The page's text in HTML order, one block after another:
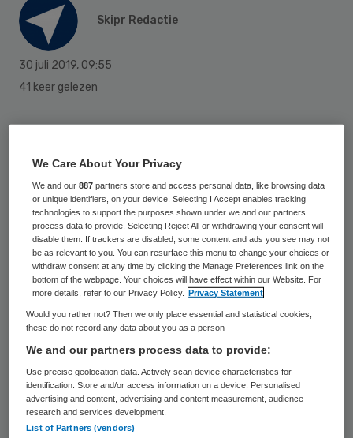
Skipr Redactie
30 juli 2019, 09:55
41 keer gelezen
mobiele vaccinatieteams inzetten om de
vaccinatiegraad te laten stijgen. Het
worden de eerste mobiele vaccinatieteams
in Nederland, meldt de Volkskrant.
Waar de landelijke vaccinatiegraad 90,2
procent is, ligt die in Den Haag op 87,9
procent. “De huidige vaccinatiegraad in Den
Haag is zorgwekkend”, aldus wethouder
Zorg, Jeugd en Volksgezondheid Kavita
Parbhudayal. De
Wereldgezondheidsorganisatie stelt 95
procent als vereiste voor groepsimmuniteit.
We Care About Your Privacy
We and our887 partners store and access personal data, like browsing data
or unique identifiers, on your device. Selecting I Accept enables tracking
technologies to support the purposes shown under we and our partners
process data to provide. Selecting Reject All or withdrawing your consent will
disable them. If trackers are disabled, some content and ads you see may not
be as relevant to you. You can resurface this menu to change your choices or
withdraw consent at any time by clicking the Manage Preferences link on the
bottom of the webpage. Your choices will have effect within our Website. For
more details, refer to our Privacy Policy.
Privacy Statement
Would you rather not? Then we only place essential and statistical cookies,
these do not record any data about you as a person
We and our partners process data to provide:
Use precise geolocation data. Actively scan device characteristics for
identification. Store and/or access information on a device. Personalised
advertising and content, advertising and content measurement, audience
research and services development.
List of Partners (vendors)